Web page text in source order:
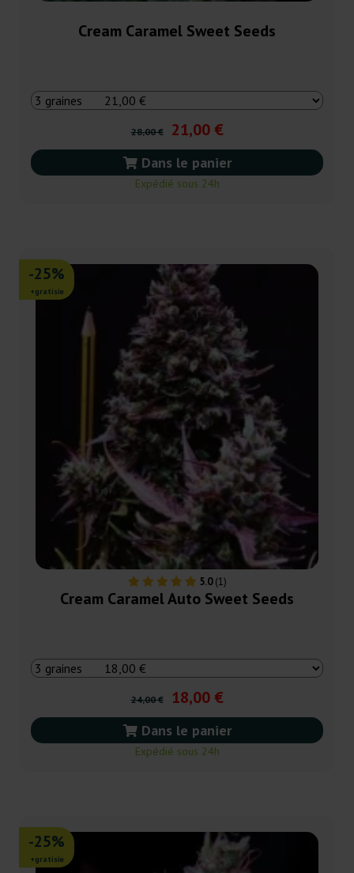
Cream Caramel Sweet Seeds
28,00 € 21,00 €
Dans le panier
Expédié sous 24h
5.0(1)
-25%
+gratisie
Cream Caramel Auto Sweet Seeds
24,00 € 18,00 €
Dans le panier
Expédié sous 24h
-25%
+gratisie